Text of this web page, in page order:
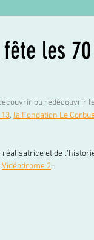
fête les
ou redécouvrir
13, la Fondation Le
réalisatrice et de
Vidéodrome 2.